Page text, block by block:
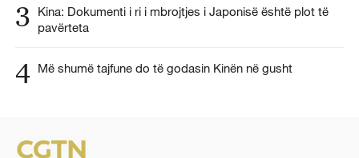
3
Kina: Dokumenti i ri i mbrojtjes i Japonisë është plot të
pavërteta
4 Më shumë tajfune do të godasin Kinën në gusht